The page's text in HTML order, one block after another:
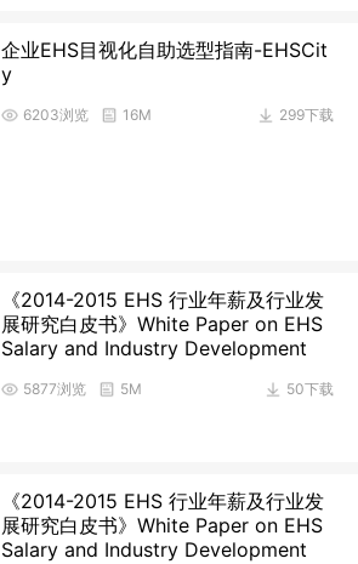
企业EHS目视化自助选型指南-EHSCit
y
299下载
6203浏览 16M
《2014-2015 EHS 行业年薪及行业发
展研究白皮书》White Paper on EHS
Salary and Industry Development
50下载
5877浏览 5M
《2014-2015 EHS 行业年薪及行业发
展研究白皮书》White Paper on EHS
Salary and Industry Development